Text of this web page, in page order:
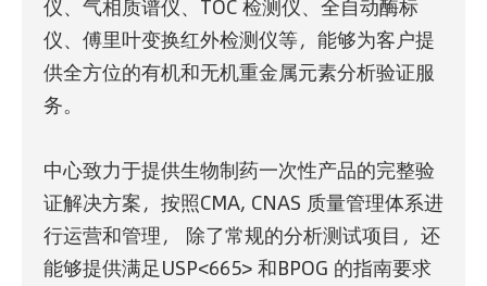
仪、气相质谱仪、TOC 检测仪、全自动酶标
仪、傅里叶变换红外检测仪等，能够为客户提
供全方位的有机和无机重金属元素分析验证服
务。
中心致力于提供生物制药一次性产品的完整验
证解决方案，按照CMA, CNAS 质量管理体系进
行运营和管理， 除了常规的分析测试项目，还
能够提供满足USP<665> 和BPOG 的指南要求